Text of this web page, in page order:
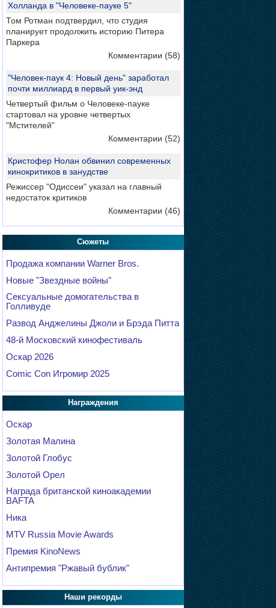
Холланда в "Человеке-пауке 5"
Том Ротман подтвердил, что студия
планирует продолжить историю Питера
Паркера
Комментарии (58)
"Человек-паук 4: Новый день" заработал
почти миллиард в первый уик-энд
Четвертый фильм о Человеке-пауке
стартовал на уровне четвертых
"Мстителей"
Комментарии (52)
Кристофер Нолан обвинил современных
кинокритиков в занудстве
Режиссер "Одиссеи" указал на главный
недостаток критиков
Комментарии (46)
Сюжеты
Продажа компании Warner Bros.
Новые "Звездные войны"
Сексуальные домогательства в
Голливуде
Развод Анджелины Джоли и Брэда Питта
48-й Московский кинофестиваль
Оскар 2026
Comic Con Игромир 2025
Награждения
Оскар
Золотая Малина
Золотой Глобус
Золотой Орел
Награда британской киноакадемии
BAFTA
Ника
MTV Russia Movie Awards
Премия KinoNews
Антипремия "Ржавый бублик"
Наши рекорды